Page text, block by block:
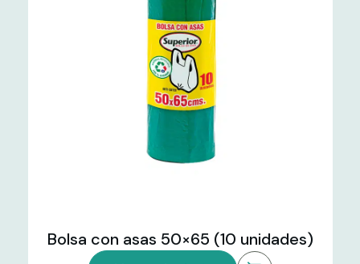
Bolsa con asas 50×65 (10 unidades)